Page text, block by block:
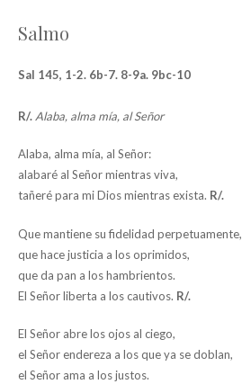
Salmo
Sal 145, 1-2. 6b-7. 8-9a. 9bc-10
R/. Alaba, alma mía, al Señor
Alaba, alma mía, al Señor:
alabaré al Señor mientras viva,
tañeré para mi Dios mientras exista. R/.
Que mantiene su fidelidad perpetuamente,
que hace justicia a los oprimidos,
que da pan a los hambrientos.
El Señor liberta a los cautivos. R/.
El Señor abre los ojos al ciego,
el Señor endereza a los que ya se doblan,
el Señor ama a los justos.